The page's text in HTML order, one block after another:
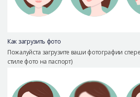
Как загрузить фото
Пожалуйста загрузите ваши фотографии
стиле фото на паспорт)